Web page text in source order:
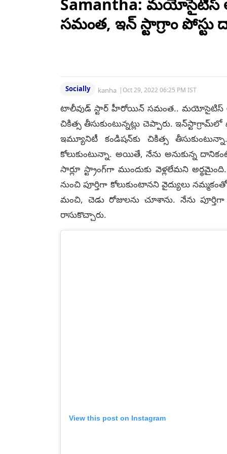
Samantha: మయోసైటిస్‌
సమంత, ఇన్ స్టాగ్రాం పోస్టు
Socially kanha | Oct 29, 2022 06:25 PM IST
టాలీవుడ్‌ స్టార్‌ హీరోయిన్‌ సమంత.. మయోసైటిస్‌
చికిత్స తీసుకుంటున్నట్లు చెప్పారు.
ఇమ్యూనిటీ కండిషన్‌కు చికిత్స
కోలుకుంటున్నా. అయితే, నేను అనుకున్న
సార్లూ స్ట్రాంగ్‌గా ముందుకు వెళ్లలేమని
నుంచి పూర్తిగా కోలుకుంటానని వైద్యులు
మంచి, చెడు రోజులను చూశాను. నేను
రాసుకొచ్చారు.
View this post on Instagram